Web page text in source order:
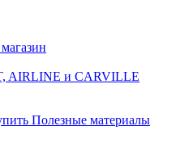
AIRLINE и CARVILLE
Полезные материалы